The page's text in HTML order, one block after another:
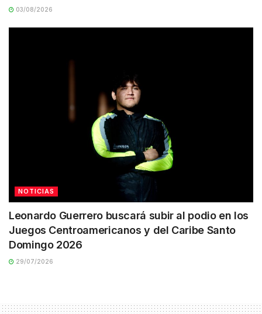
03/08/2026
NOTICIAS
Leonardo Guerrero buscará subir al podio en los
Juegos Centroamericanos y del Caribe Santo
Domingo 2026
29/07/2026